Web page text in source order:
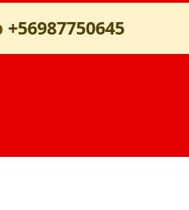
+56987750645